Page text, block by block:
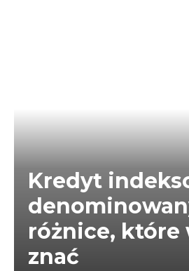
Kredyt
różnice, które
znać